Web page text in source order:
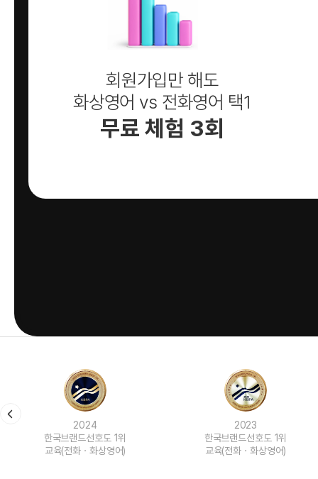
회원가입만 해도
화상영어 vs 전화영어 택1
무료 체험 3회
2024
한국브랜드선호도 1위
교육(전화ㆍ화상영어)
2023
한국브랜드선호도 1위
교육(전화ㆍ화상영어)